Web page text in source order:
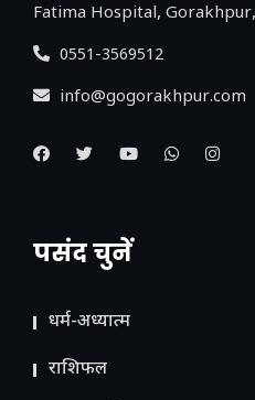
Fatima Hospital,
0551-3569512
info@gogorakhpur.com
पसंद चुनें
धर्म-अध्यात्म
राशिफल